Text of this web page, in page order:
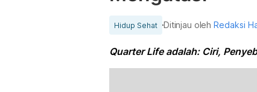
Hidup Sehat Ditinjau olehRedaksi
Quarter Life adalah: Ciri,